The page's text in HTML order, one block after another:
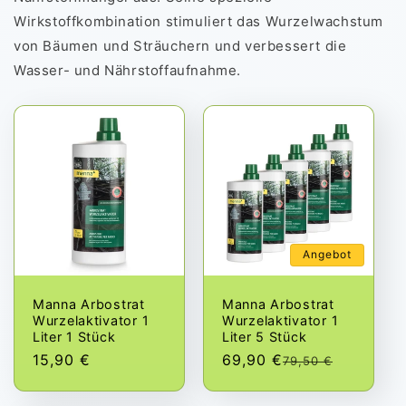
Wirkstoffkombination stimuliert das Wurzelwachstum
von Bäumen und Sträuchern und verbessert die
Wasser- und Nährstoffaufnahme.
Manna Arbostrat
Wurzelaktivator 1
Liter 1 Stück
Normaler
15,90 €
Angebot
Manna Arbostrat
Wurzelaktivator 1
Liter 5 Stück
Preis
79,50 €
69,90 €